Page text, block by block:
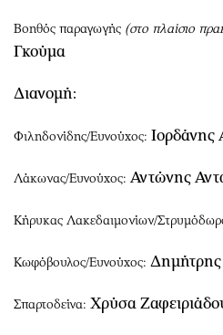
Βοηθός παραγωγής (στο πλαίσιο
Γκούμα
Διανομή:
Φιληδονίδης/Ευνούχος: Ιορδάνης
Λάκωνας/Ευνούχος: Αντώνης
Κήρυκας Λακεδαιμονίων/
Κωφόβουλος/Ευνούχος: Δημήτρης
Σπαρτοδείνα: Χρύσα